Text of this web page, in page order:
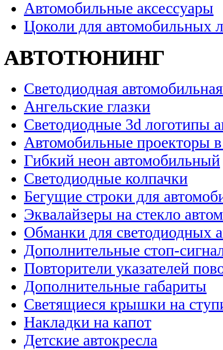
Автомобильные аксессуары
Цоколи для автомобильных
АВТОТЮНИНГ
Светодиодная
Ангельские глазки
Светодиодные 3d логотипы
Автомобильные проекторы
Гибкий неон автомобильный
Светодиодные колпачки
Бегущие строки для
Эквалайзеры на стекло
Обманки для светодиодных
Дополнительные стоп-
Повторители указателей
Дополнительные габариты
Светящиеся крышки на
Накладки на капот
Детские автокресла